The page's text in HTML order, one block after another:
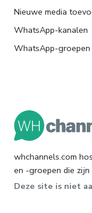
Nieuwe media
WhatsApp-kanalen
WhatsApp-groepen
whchannels.com
en -groepen die
Deze site is niet